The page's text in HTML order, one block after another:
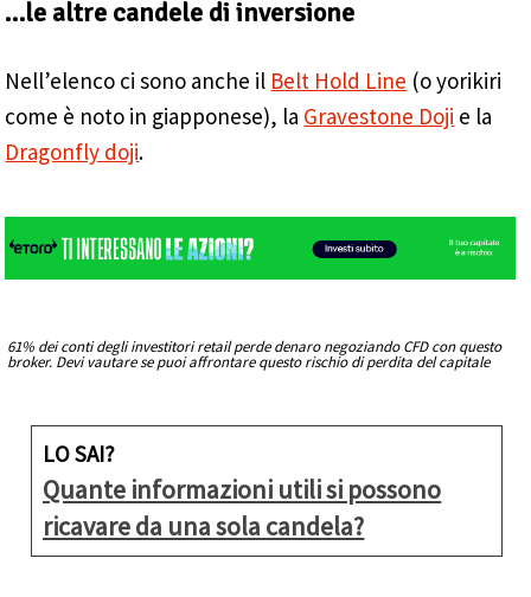
…le altre candele di inversione
Nell’elenco ci sono anche il Belt Hold Line (o yorikiri
come è noto in giapponese), la Gravestone Doji e la
Dragonfly doji.
61% dei conti degli investitori retail perde denaro negoziando CFD con questo
broker. Devi vautare se puoi affrontare questo rischio di perdita del capitale
LO SAI?
Quante informazioni utili si possono
ricavare da una sola candela?